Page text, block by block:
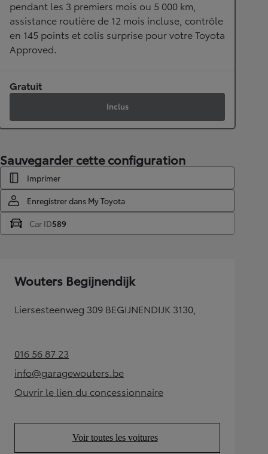
pendant les 3 premiers mois ou 5 000 km,
assistance routière de 12 mois incluse, contrôle
en 145 points et colis surprise pour votre Toyota
Approved.
Gratuit
Inclus
Sauvegarder cette configuration
Imprimer
Enregistrer dans My Toyota
Car ID589
Wouters Begijnendijk
Liersesteenweg 309 BEGIJNENDIJK 3130,
016 56 87 23(Opens in new tab)
info@garagewouters.be
(Opens in new tab)
Ouvrir le lien du concessionnaire
(Opens in new tab)
Voir toutes les voitures
(Opens in new tab)